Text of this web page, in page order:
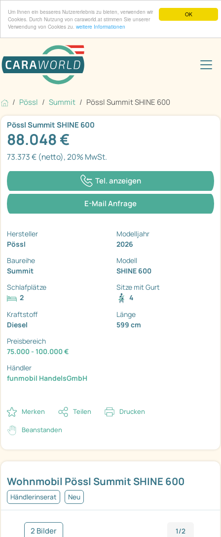
OK
Um Ihnen ein besseres Nutzererlebnis zu bieten, verwenden wir
Cookies. Durch Nutzung von caraworld.at stimmen Sie unserer
Verwendung von Cookies zu. weitere Informationen
Pössl Summit Pössl Summit SHINE 600
Wohnmobil Pössl Summit SHINE 600
Händlerinserat Neu
2 Bilder 1/2
Pössl Summit SHINE 600
88.048 €
73.373 € (netto), 20% MwSt.
Tel. anzeigen
E-Mail Anfrage
Hersteller
Pössl
Modelljahr
2026
Baureihe
Summit
Modell
SHINE 600
Schlafplätze
2
Sitze mit Gurt
4
Kraftstoff
Diesel
Länge
599 cm
Preisbereich
75.000 - 100.000 €
Händler
funmobil HandelsGmbH
Merken Teilen Drucken
Beanstanden